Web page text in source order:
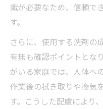
識が必要なため、信頼で
す。
さらに、使用する洗剤の
有無も確認ポイントとな
がいる家庭では、人体へ
作業後の拭き取りや換気
す。こうした配慮により